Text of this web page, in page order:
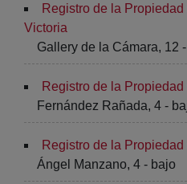
Registro de la
Victoria
Gallery de la Cámara, 12
Registro de la
Fernández Rañada, 4 -
Registro de la
Ángel Manzano, 4 - bajo